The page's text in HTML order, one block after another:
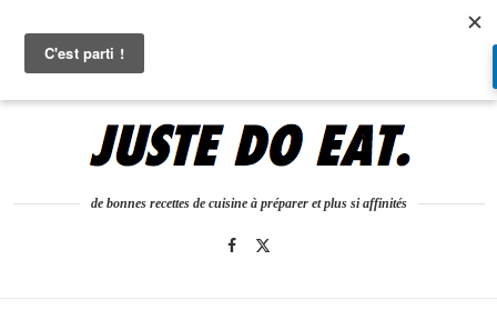
de bonnes recettes de cuisine à préparer et plus si affinités